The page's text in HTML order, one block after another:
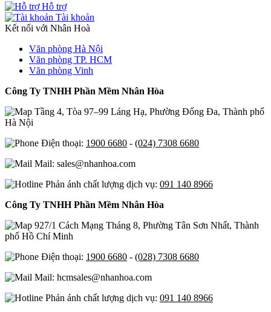
Hỗ trợ
Tài khoản
Kết nối với Nhân Hoà
Văn phòng Hà Nội
Văn phòng TP. HCM
Văn phòng Vinh
Công Ty TNHH Phần Mềm Nhân Hòa
Tầng 4, Tòa 97–99 Láng Hạ, Phường Đống Đa, Thành phố
Hà Nội
Điện thoại: 1900 6680 - (024) 7308 6680
Mail: sales@nhanhoa.com
Phản ánh chất lượng dịch vụ: 091 140 8966
Công Ty TNHH Phần Mềm Nhân Hòa
927/1 Cách Mạng Tháng 8, Phường Tân Sơn Nhất, Thành
phố Hồ Chí Minh
Điện thoại: 1900 6680 - (028) 7308 6680
Mail: hcmsales@nhanhoa.com
Phản ánh chất lượng dịch vụ: 091 140 8966